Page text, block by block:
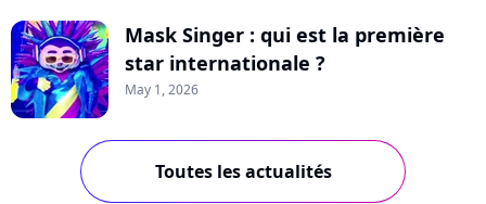
Mask Singer : qui est la première
star internationale ?
May 1, 2026
Toutes les actualités